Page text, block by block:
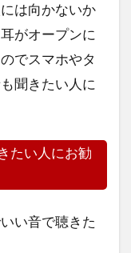
は向かないか
がオープンに
でスマホやタ
聞きたい人に
たい人にお勧
い音で聴きた